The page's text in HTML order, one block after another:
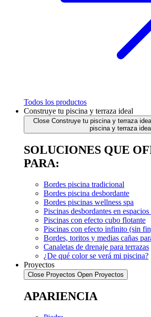
Todos los productos
Construye tu piscina y terraza ideal
Close Construye tu piscina y terraza ideal
piscina y terraza ideal
SOLUCIONES QUE
PARA:
Bordes piscina tradicional
Bordes piscina desbordante
Bordes piscinas wellness spa
Piscinas desbordantes en
Piscinas con efecto cubo flotante
Piscinas con efecto infinito (sin
Bordes, toritos y medias cañas
Canaletas de drenaje para terrazas
¿De qué color se verá mi piscina?
Proyectos
Close Proyectos Open Proyectos
APARIENCIA